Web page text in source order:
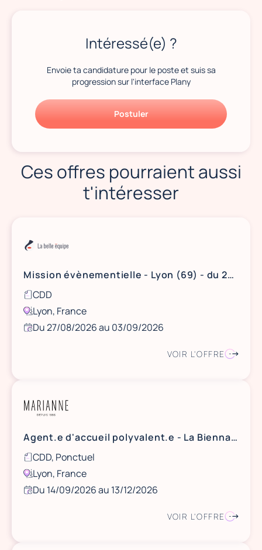
Intéressé(e) ?
Envoie ta candidature pour le poste et suis sa
progression sur l'interface Plany
Postuler
Ces offres pourraient aussi
t'intéresser
Mission évènementielle - Lyon (69) - du 27/28/29/31 août au 1/2/3 septembre 2026
CDD
Lyon, France
Du 27/08/2026 au 03/09/2026
VOIR L'OFFRE
Agent.e d'accueil polyvalent.e - La Biennale de Lyon / Art Contemporain
CDD, Ponctuel
Lyon, France
Du 14/09/2026 au 13/12/2026
VOIR L'OFFRE